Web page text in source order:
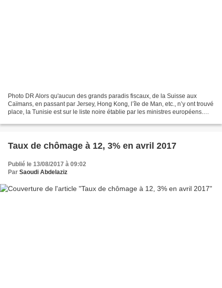
Photo DR Alors qu'aucun des grands paradis fiscaux, de la Suisse aux
Caïmans, en passant par Jersey, Hong Kong, l’île de Man, etc., n’y ont trouvé
place, la Tunisie est sur le liste noire établie par les ministres européens.
Taux de chômage à 12, 3% en avril 2017
Publié le 13/08/2017 à 09:02
Par Saoudi Abdelaziz